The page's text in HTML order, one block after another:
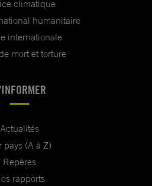
climatique
humanitaire
internationale
mort et torture
Actualités
pays (A à Z)
Repères
rapports